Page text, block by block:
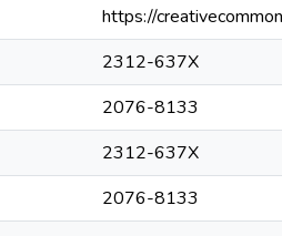
https://
2312-637X
2076-8133
2312-637X
2076-8133